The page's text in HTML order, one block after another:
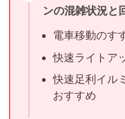
ンの混雑状況と
電車移動のす
快速ライトア
快速足利イル
おすすめ